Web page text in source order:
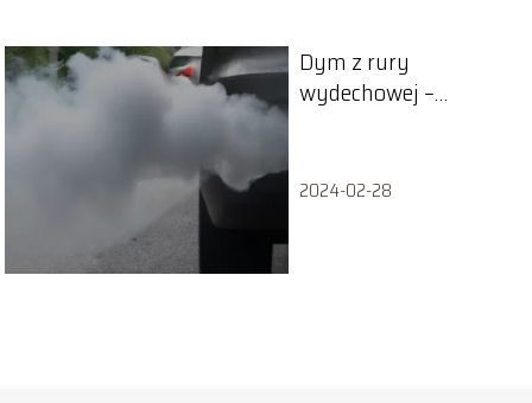
Dym z rury
wydechowej –
2024-02-28